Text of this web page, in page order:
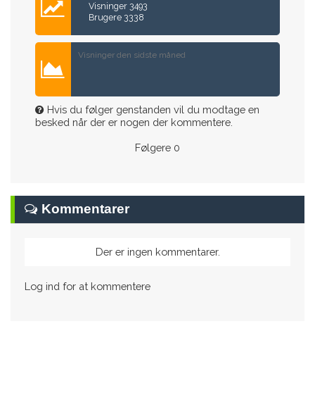
Visninger 3493
Brugere 3338
Visninger den sidste måned
Hvis du følger genstanden vil du modtage en
besked når der er nogen der kommentere.
Følgere 0
Kommentarer
Der er ingen kommentarer.
Log ind for at kommentere